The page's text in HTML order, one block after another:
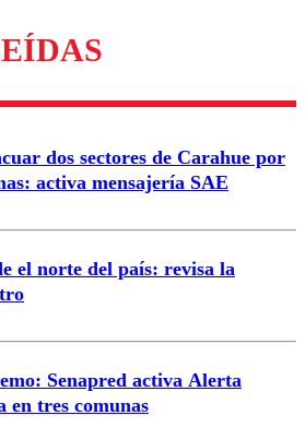
moderados para garantizar un
respetuoso.
dos sectores de Carahue por
activa mensajería SAE
el norte del país: revisa la
Senapred activa Alerta
en tres comunas